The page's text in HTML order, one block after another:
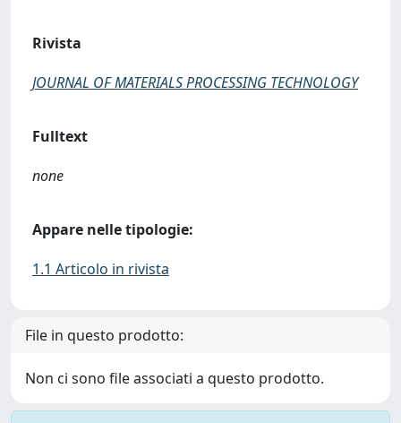
Rivista
JOURNAL OF MATERIALS PROCESSING TECHNOLOGY
Fulltext
none
Appare nelle tipologie:
1.1 Articolo in rivista
File in questo prodotto:
Non ci sono file associati a questo prodotto.